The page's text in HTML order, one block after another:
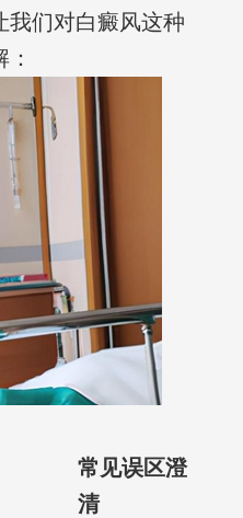
我们对白癜风这种
常见误区澄
清